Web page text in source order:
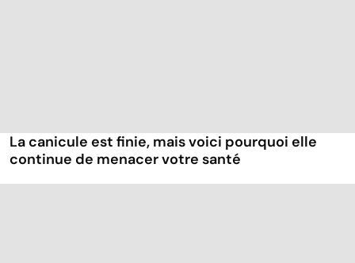
La canicule est finie, mais voici pourquoi elle
continue de menacer votre santé